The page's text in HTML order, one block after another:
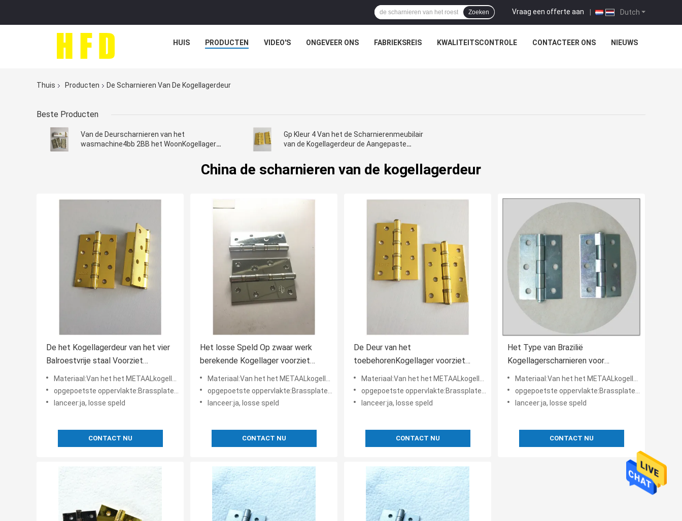
Dutch
Vraag een offerte aan |
Zoeken
HUIS PRODUCTEN VIDEO'S ONGEVEER ONS FABRIEKSREIS KWALITEITSCONTROLE CONTACTEER ONS NIEUWS
Thuis Producten De Scharnieren Van De Kogellagerdeur
Beste Producten
Van de Deurscharnieren van het
wasmachine4bb 2BB het WoonKogellager
Gp Kleur 4 Van het de Scharnierenmeubilair
van de Kogellagerdeur de Aangepaste
China de scharnieren van de kogellagerdeur
De het Kogellagerdeur van het vier
Balroestvrije staal Voorziet
Gemakkelijke Verrichtings Brede
Toepassing van een scharnier
Materiaal:Van het het METAALkogellager van het IJZERstaal de scharnier van de het metaaldeur
opgepoetste oppervlakte:Brassplated, Helder geplateerd Messing, Gouden Geplateerd, Vernikkeld Satijn
lanceer:ja, losse speld
CONTACT NU
Het losse Speld Op zwaar werk
berekende Kogellager voorziet
Hoog Beëindigenmetaal Materiële
Brassplated van een scharnier
Materiaal:Van het het METAALkogellager van het IJZERstaal de scharnier van de het metaaldeur
opgepoetste oppervlakte:Brassplated, Helder geplateerd Messing, Gouden Geplateerd, Vernikkeld Satijn
lanceer:ja, losse speld
CONTACT NU
De Deur van het
toebehorenKogellager voorziet
Gemakkelijke Assemblage met
Schroeven Binnendoos van een
scharnier
Materiaal:Van het het METAALkogellager van het IJZERstaal de scharnier van de het metaaldeur
opgepoetste oppervlakte:Brassplated, Helder geplateerd Messing, Gouden Geplateerd, Vernikkeld Satijn
lanceer:ja, losse speld
CONTACT NU
Het Type van Brazilië
Kogellagerscharnieren voor
Binnenlandse Deuren, het Binnen
Geplateerde Zink van
Deurscharnieren
Materiaal:Van het het METAALkogellager van het IJZERstaal de scharnier van de het metaaldeur
opgepoetste oppervlakte:Brassplated, Helder geplateerd Messing, Gouden Geplateerd, Vernikkeld Satijn
lanceer:ja, losse speld
CONTACT NU